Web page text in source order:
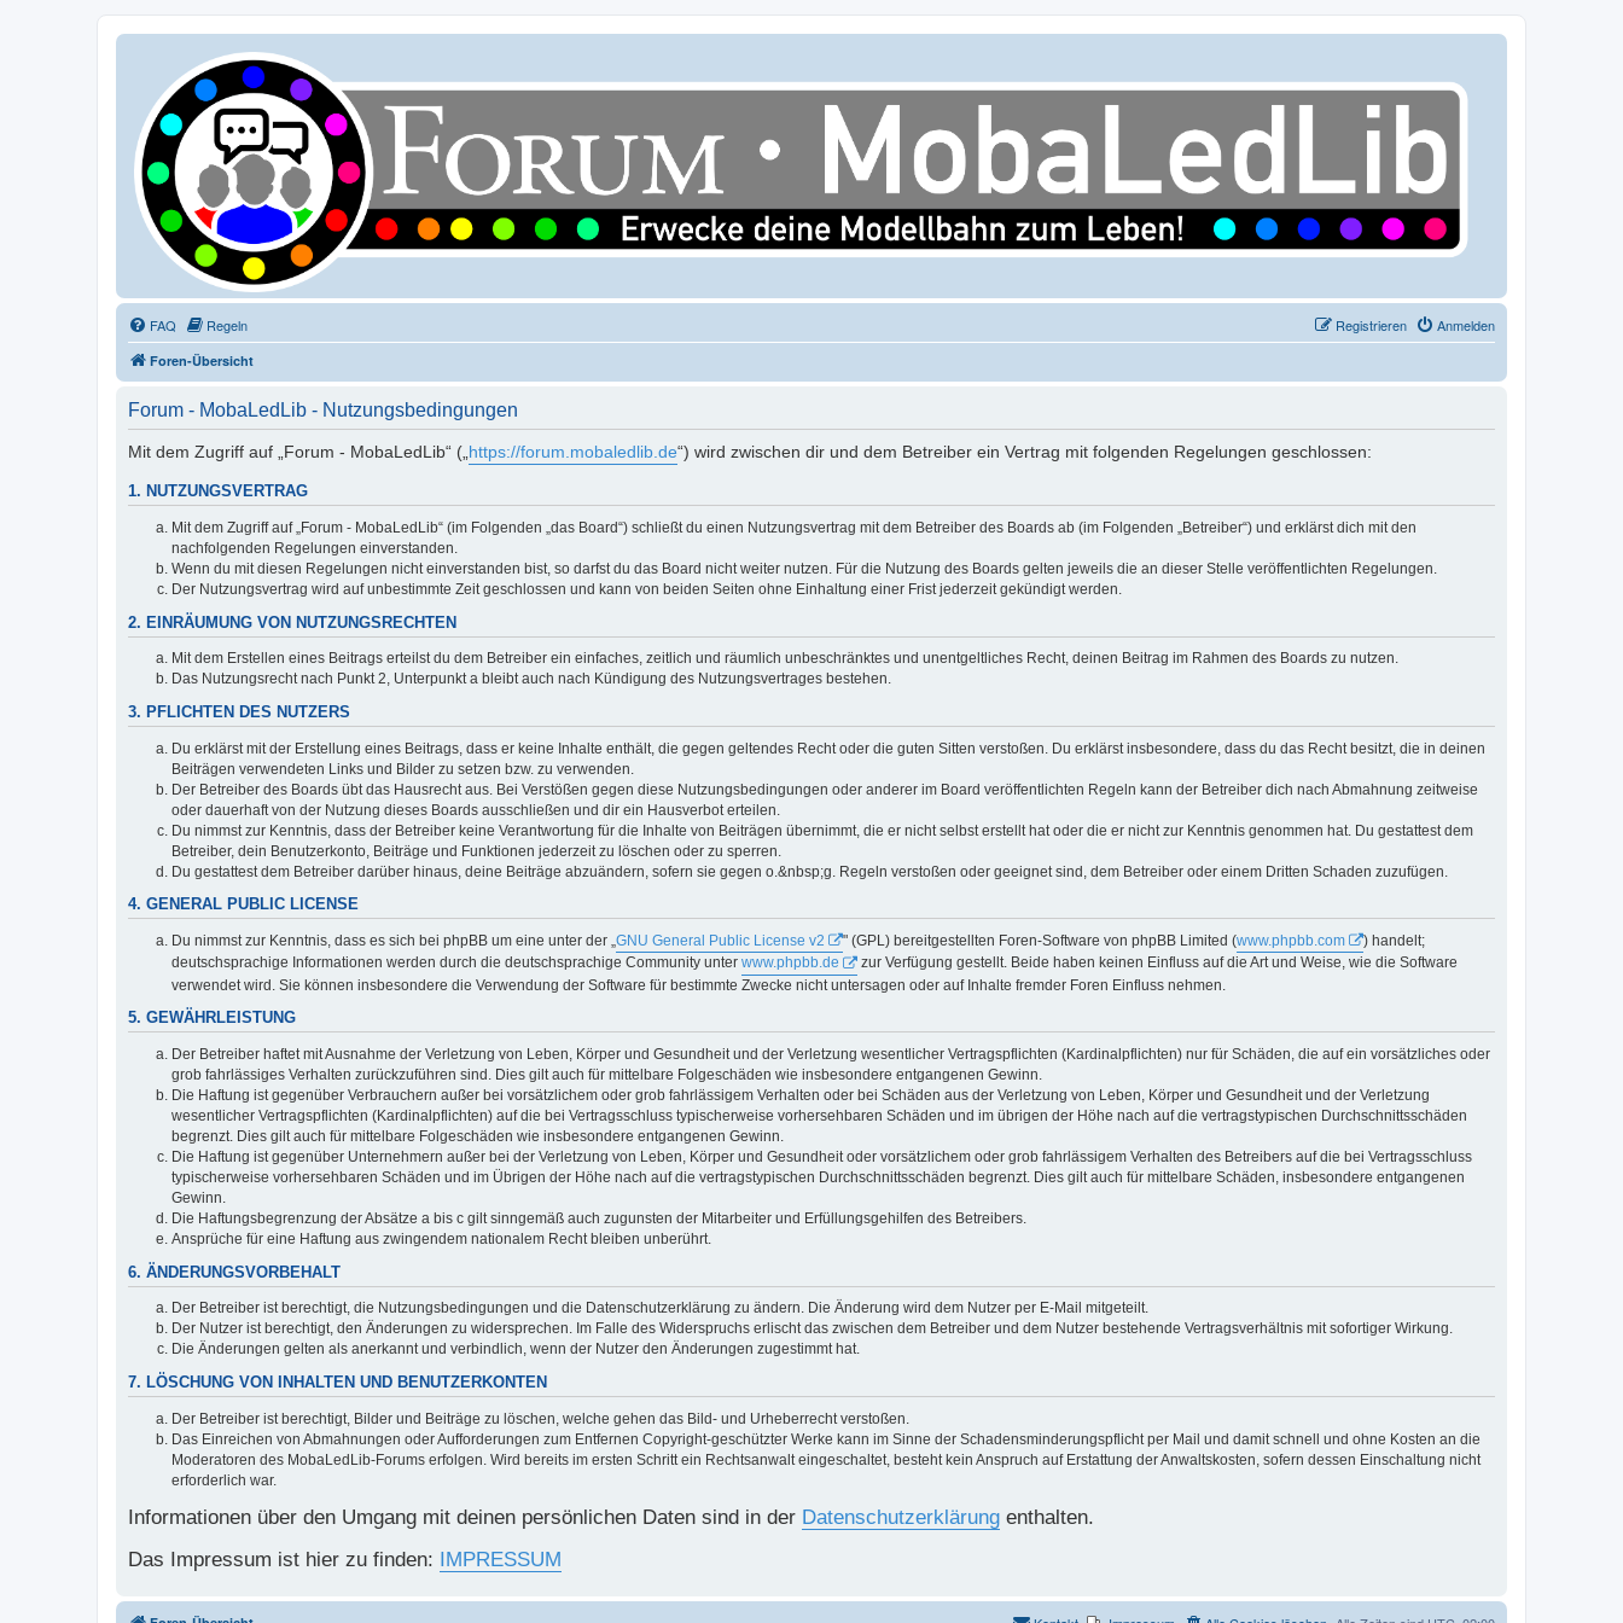
FAQ Regeln Anmelden
Registrieren
Foren-Übersicht
Forum - MobaLedLib - Nutzungsbedingungen
Mit dem Zugriff auf „Forum - MobaLedLib“ („ https://forum.mobaledlib.de“) wird zwischen dir und dem Betreiber ein Vertrag mit folgenden Regelungen geschlossen:
1. NUTZUNGSVERTRAG
Mit dem Zugriff auf „Forum - MobaLedLib“ (im Folgenden „das Board“) schließt du einen Nutzungsvertrag mit dem Betreiber des Boards ab (im Folgenden „Betreiber“) und erklärst dich mit den
nachfolgenden Regelungen einverstanden.
Wenn du mit diesen Regelungen nicht einverstanden bist, so darfst du das Board nicht weiter nutzen. Für die Nutzung des Boards gelten jeweils die an dieser Stelle veröffentlichten Regelungen.
Der Nutzungsvertrag wird auf unbestimmte Zeit geschlossen und kann von beiden Seiten ohne Einhaltung einer Frist jederzeit gekündigt werden.
2. EINRÄUMUNG VON NUTZUNGSRECHTEN
Mit dem Erstellen eines Beitrags erteilst du dem Betreiber ein einfaches, zeitlich und räumlich unbeschränktes und unentgeltliches Recht, deinen Beitrag im Rahmen des Boards zu nutzen.
Das Nutzungsrecht nach Punkt 2, Unterpunkt a bleibt auch nach Kündigung des Nutzungsvertrages bestehen.
3. PFLICHTEN DES NUTZERS
Du erklärst mit der Erstellung eines Beitrags, dass er keine Inhalte enthält, die gegen geltendes Recht oder die guten Sitten verstoßen. Du erklärst insbesondere, dass du das Recht besitzt, die in deinen
Beiträgen verwendeten Links und Bilder zu setzen bzw. zu verwenden.
Der Betreiber des Boards übt das Hausrecht aus. Bei Verstößen gegen diese Nutzungsbedingungen oder anderer im Board veröffentlichten Regeln kann der Betreiber dich nach Abmahnung zeitweise
oder dauerhaft von der Nutzung dieses Boards ausschließen und dir ein Hausverbot erteilen.
Du nimmst zur Kenntnis, dass der Betreiber keine Verantwortung für die Inhalte von Beiträgen übernimmt, die er nicht selbst erstellt hat oder die er nicht zur Kenntnis genommen hat. Du gestattest dem
Betreiber, dein Benutzerkonto, Beiträge und Funktionen jederzeit zu löschen oder zu sperren.
Du gestattest dem Betreiber darüber hinaus, deine Beiträge abzuändern, sofern sie gegen o.&nbsp;g. Regeln verstoßen oder geeignet sind, dem Betreiber oder einem Dritten Schaden zuzufügen.
4. GENERAL PUBLIC LICENSE
Du nimmst zur Kenntnis, dass es sich bei phpBB um eine unter der „GNU General Public License v2 " (GPL) bereitgestellten Foren-Software von phpBB Limited (www.phpbb.com
) handelt;
deutschsprachige Informationen werden durch die deutschsprachige Community unter www.phpbb.de
zur Verfügung gestellt. Beide haben keinen Einfluss auf die Art und Weise, wie die Software
verwendet wird. Sie können insbesondere die Verwendung der Software für bestimmte Zwecke nicht untersagen oder auf Inhalte fremder Foren Einfluss nehmen.
5. GEWÄHRLEISTUNG
Der Betreiber haftet mit Ausnahme der Verletzung von Leben, Körper und Gesundheit und der Verletzung wesentlicher Vertragspflichten (Kardinalpflichten) nur für Schäden, die auf ein vorsätzliches oder
grob fahrlässiges Verhalten zurückzuführen sind. Dies gilt auch für mittelbare Folgeschäden wie insbesondere entgangenen Gewinn.
Die Haftung ist gegenüber Verbrauchern außer bei vorsätzlichem oder grob fahrlässigem Verhalten oder bei Schäden aus der Verletzung von Leben, Körper und Gesundheit und der Verletzung
wesentlicher Vertragspflichten (Kardinalpflichten) auf die bei Vertragsschluss typischerweise vorhersehbaren Schäden und im übrigen der Höhe nach auf die vertragstypischen Durchschnittsschäden
begrenzt. Dies gilt auch für mittelbare Folgeschäden wie insbesondere entgangenen Gewinn.
Die Haftung ist gegenüber Unternehmern außer bei der Verletzung von Leben, Körper und Gesundheit oder vorsätzlichem oder grob fahrlässigem Verhalten des Betreibers auf die bei Vertragsschluss
typischerweise vorhersehbaren Schäden und im Übrigen der Höhe nach auf die vertragstypischen Durchschnittsschäden begrenzt. Dies gilt auch für mittelbare Schäden, insbesondere entgangenen
Gewinn.
Die Haftungsbegrenzung der Absätze a bis c gilt sinngemäß auch zugunsten der Mitarbeiter und Erfüllungsgehilfen des Betreibers.
Ansprüche für eine Haftung aus zwingendem nationalem Recht bleiben unberührt.
6. ÄNDERUNGSVORBEHALT
Der Betreiber ist berechtigt, die Nutzungsbedingungen und die Datenschutzerklärung zu ändern. Die Änderung wird dem Nutzer per E-Mail mitgeteilt.
Der Nutzer ist berechtigt, den Änderungen zu widersprechen. Im Falle des Widerspruchs erlischt das zwischen dem Betreiber und dem Nutzer bestehende Vertragsverhältnis mit sofortiger Wirkung.
Die Änderungen gelten als anerkannt und verbindlich, wenn der Nutzer den Änderungen zugestimmt hat.
7. LÖSCHUNG VON INHALTEN UND BENUTZERKONTEN
Der Betreiber ist berechtigt, Bilder und Beiträge zu löschen, welche gehen das Bild- und Urheberrecht verstoßen.
Das Einreichen von Abmahnungen oder Aufforderungen zum Entfernen Copyright-geschützter Werke kann im Sinne der Schadensminderungspflicht per Mail und damit schnell und ohne Kosten an die
Moderatoren des MobaLedLib-Forums erfolgen. Wird bereits im ersten Schritt ein Rechtsanwalt eingeschaltet, besteht kein Anspruch auf Erstattung der Anwaltskosten, sofern dessen Einschaltung nicht
erforderlich war.
Informationen über den Umgang mit deinen persönlichen Daten sind in der Datenschutzerklärung enthalten.
Das Impressum ist hier zu finden: IMPRESSUM